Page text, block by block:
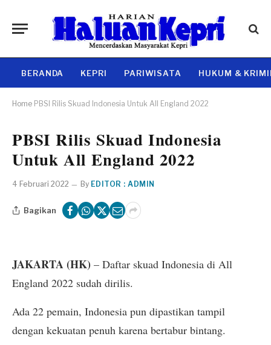
BERANDA KEPRI PARIWISATA HUKUM &
Home PBSI Rilis Skuad Indonesia Untuk All England 2022
PBSI Rilis Skuad Indonesia
Untuk All England 2022
4 Februari 2022 By EDITOR : ADMIN
Bagikan
JAKARTA (HK) – Daftar skuad Indonesia di All
England 2022 sudah dirilis.
Ada 22 pemain, Indonesia pun dipastikan tampil
dengan kekuatan penuh karena bertabur bintang.